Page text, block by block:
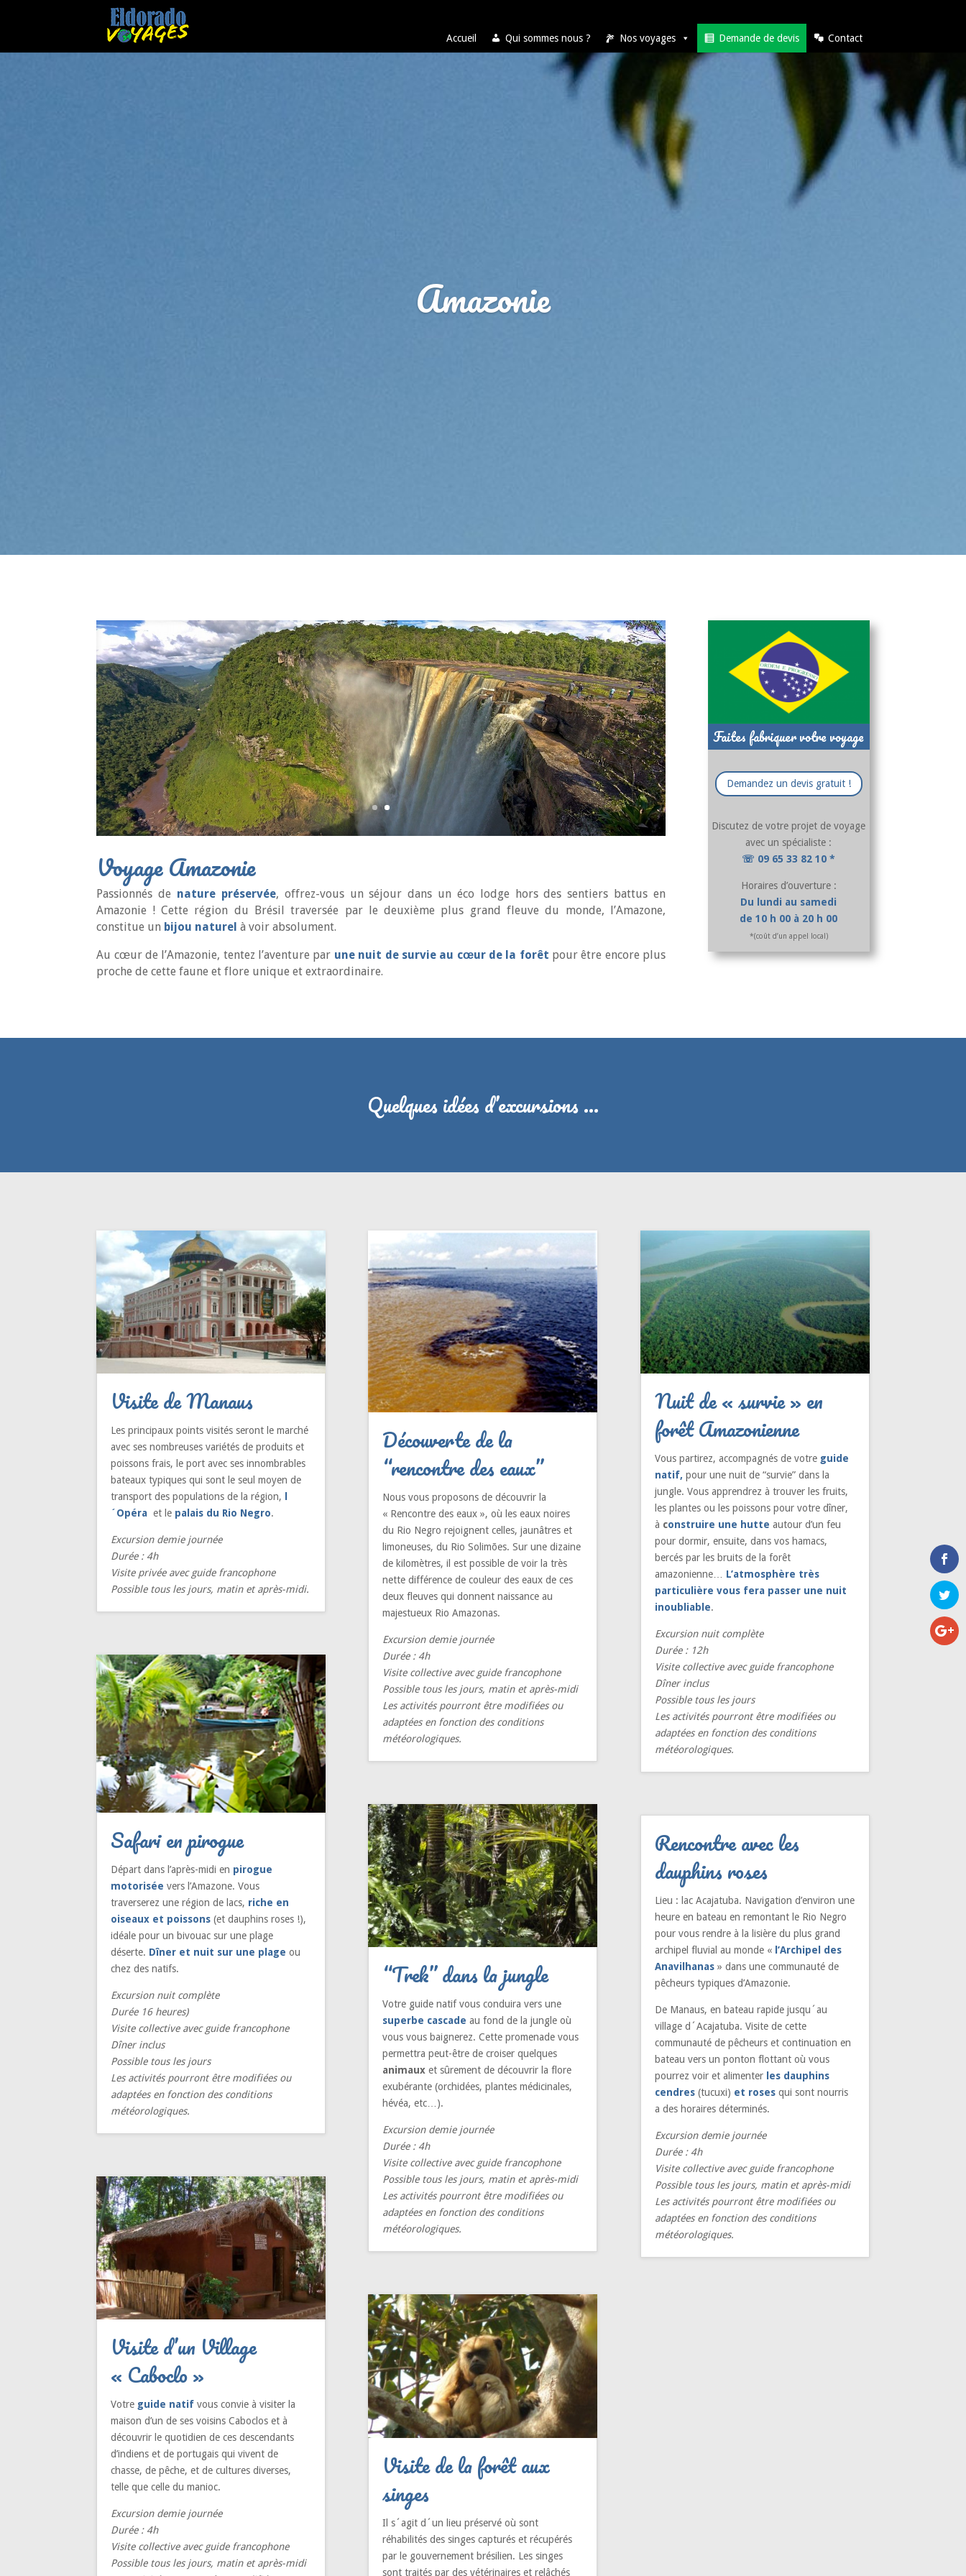
Accueil Qui sommes nous ? Nos voyages Demande de devis Contact
Amazonie
Voyage Amazonie
Passionnés de nature préservée, offrez-vous un séjour dans un éco lodge hors des sentiers battus en
Amazonie ! Cette région du Brésil traversée par le deuxième plus grand fleuve du monde, l’Amazone,
constitue un bijou naturel à voir absolument.
Au cœur de l’Amazonie, tentez l’aventure par une nuit de survie au cœur de la forêt pour être encore plus
proche de cette faune et flore unique et extraordinaire.
Faites fabriquer votre voyage
Demandez un devis gratuit !
Discutez de votre projet de voyage
avec un spécialiste :
☏ 09 65 33 82 10 *
Horaires d’ouverture :
Du lundi au samedi
de 10 h 00 à 20 h 00
*(coût d’un appel local)
Quelques idées d’excursions …
Visite de Manaus
Les principaux points visités seront le marché
avec ses nombreuses variétés de produits et
poissons frais, le port avec ses innombrables
bateaux typiques qui sont le seul moyen de
transport des populations de la région,
´Opéra et le palais du Rio Negro.
Excursion demie journée
Durée : 4h
Visite privée avec guide francophone
Possible tous les jours, matin et après-midi.
Safari en pirogue
Départ dans l’après-midi en pirogue
motorisée vers l’Amazone. Vous
traverserez une région de lacs, riche en
oiseaux et poissons (et dauphins roses !),
idéale pour un bivouac sur une plage
déserte. Dîner et nuit sur une plage ou
chez des natifs.
Excursion nuit complète
Durée 16 heures)
Visite collective avec guide francophone
Dîner inclus
Possible tous les jours
Les activités pourront être modifiées ou
adaptées en fonction des conditions
météorologiques.
Visite d’un Village
« Caboclo »
Votre guide natif vous convie à visiter la
maison d’un de ses voisins Caboclos et à
découvrir le quotidien de ces descendants
d’indiens et de portugais qui vivent de
chasse, de pêche, et de cultures diverses,
telle que celle du manioc.
Excursion demie journée
Durée : 4h
Visite collective avec guide francophone
Possible tous les jours, matin et après-midi
Découverte de la
“rencontre des eaux”
Nous vous proposons de découvrir la
« Rencontre des eaux », où les eaux noires
du Rio Negro rejoignent celles, jaunâtres et
limoneuses, du Rio Solimões. Sur une dizaine
de kilomètres, il est possible de voir la très
nette différence de couleur des eaux de ces
deux fleuves qui donnent naissance au
majestueux Rio Amazonas.
Excursion demie journée
Durée : 4h
Visite collective avec guide francophone
Possible tous les jours, matin et après-midi
Les activités pourront être modifiées ou
adaptées en fonction des conditions
météorologiques.
“Trek” dans la jungle
Votre guide natif vous conduira vers une
superbe cascade au fond de la jungle où
vous vous baignerez. Cette promenade vous
permettra peut-être de croiser quelques
animaux et sûrement de découvrir la flore
exubérante (orchidées, plantes médicinales,
hévéa, etc…).
Excursion demie journée
Durée : 4h
Visite collective avec guide francophone
Possible tous les jours, matin et après-midi
Les activités pourront être modifiées ou
adaptées en fonction des conditions
météorologiques.
Visite de la forêt aux
singes
Il s´agit d´un lieu préservé où sont
réhabilités des singes capturés et récupérés
par le gouvernement brésilien. Les singes
sont traités par des vétérinaires et relâchés
Nuit de « survie » en
forêt Amazonienne
Vous partirez, accompagnés de votreguide
natif, pour une nuit de “survie” dans la
jungle. Vous apprendrez à trouver les fruits,
les plantes ou les poissons pour votre dîner,
à construire une hutte autour d’un feu
pour dormir, ensuite, dans vos hamacs,
bercés par les bruits de la forêt
amazonienne…
L’atmosphère très
particulière vous fera passer une nuit
inoubliable.
Excursion nuit complète
Durée : 12h
Visite collective avec guide francophone
Dîner inclus
Possible tous les jours
Les activités pourront être modifiées ou
adaptées en fonction des conditions
météorologiques.
Rencontre avec les
dauphins roses
Lieu : lac Acajatuba. Navigation d’environ une
heure en bateau en remontant le Rio Negro
pour vous rendre à la lisière du plus grand
archipel fluvial au monde « l’Archipel des
Anavilhanas» dans une communauté de
pêcheurs typiques d’Amazonie.
De Manaus, en bateau rapide jusqu´au
village d´Acajatuba. Visite de cette
communauté de pêcheurs et continuation en
bateau vers un ponton flottant où vous
pourrez voir et alimenter les dauphins
cendres (tucuxi) et rosesqui sont nourris
a des horaires déterminés.
Excursion demie journée
Durée : 4h
Visite collective avec guide francophone
Possible tous les jours, matin et après-midi
Les activités pourront être modifiées ou
adaptées en fonction des conditions
météorologiques.